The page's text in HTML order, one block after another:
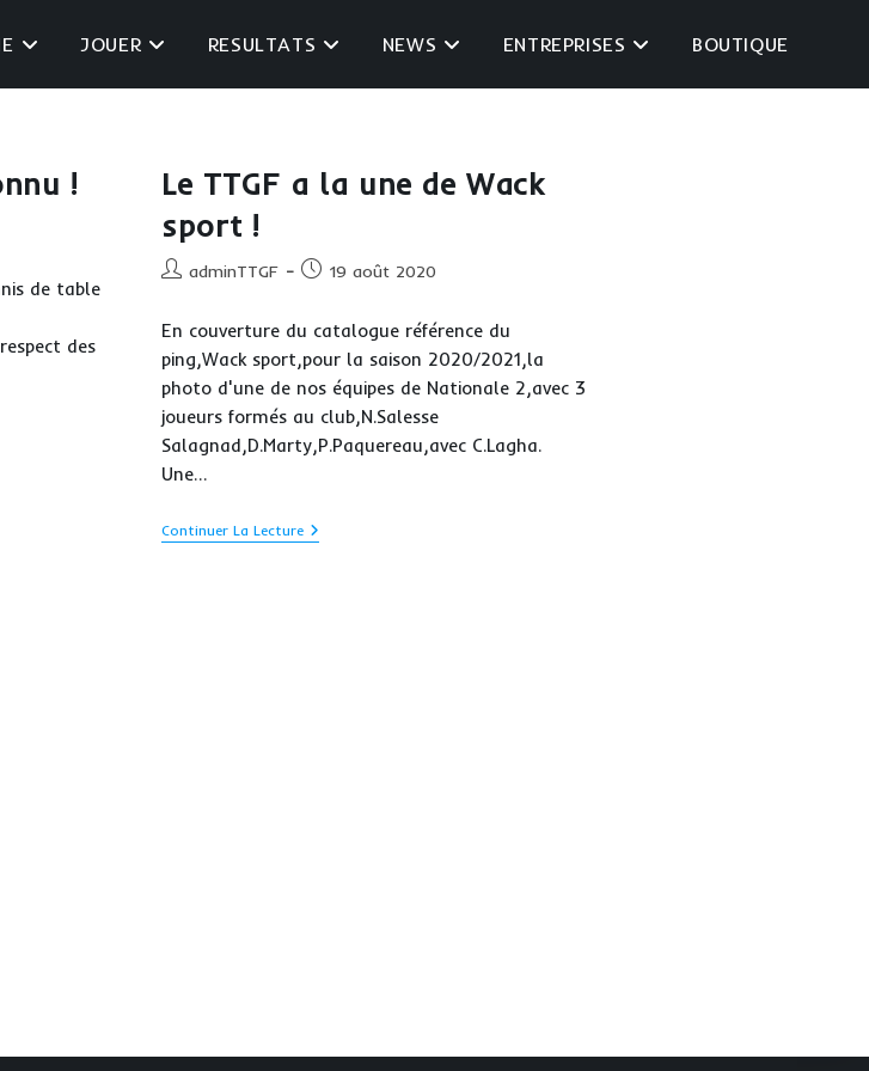
JOUER RESULTATS NEWS ENTREPRISES BOUTIQUE
!
de table
des
Le TTGF a la une de Wack
sport !
Auteur/autrice
la
publication :
adminTTGF
Publication
19 août 2020
En couverture du catalogue référence du
ping,Wack sport,pour la saison 2020/2021,la
photo d'une de nos équipes de Nationale 2,avec 3
joueurs formés au club,N.Salesse
Salagnad,D.Marty,P.Paquereau,avec C.Lagha.
Une…
Continuer La LectureLe
TTGF